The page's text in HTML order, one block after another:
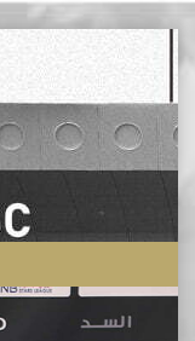
to
content